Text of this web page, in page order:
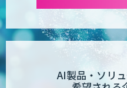
AI製品・ソリ